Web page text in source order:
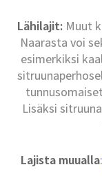
Lähilajit: Muut
Naarasta voi
esimerkiksi
Lisäksi
Lajista muualla: